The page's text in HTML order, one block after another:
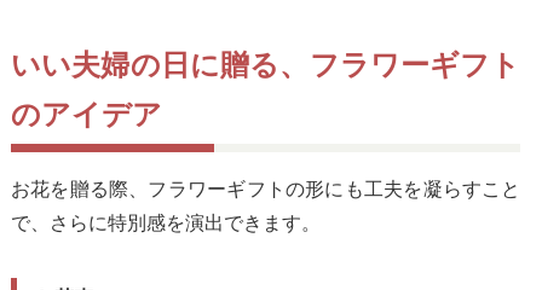
いい夫婦の日に贈る、
フラワーギフト
のアイデア
お花を贈る際、フラワーギフトの形にも工夫を凝らすこと
で、さらに特別感を演出できます。